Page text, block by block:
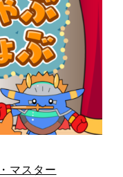
マスター